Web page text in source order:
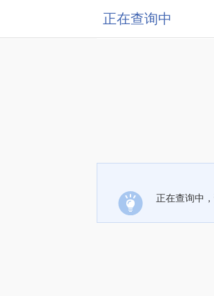
正在查询中
正在查询中